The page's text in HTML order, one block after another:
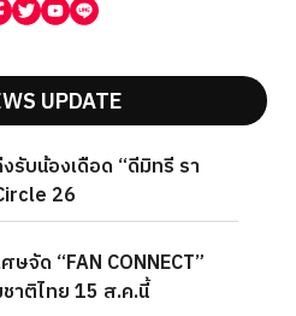
UPDATE
รับน้องเดือด “ดีมิทรี รา
26
ษจัด “FAN CONNECT”
าติไทย 15 ส.ค.นี้